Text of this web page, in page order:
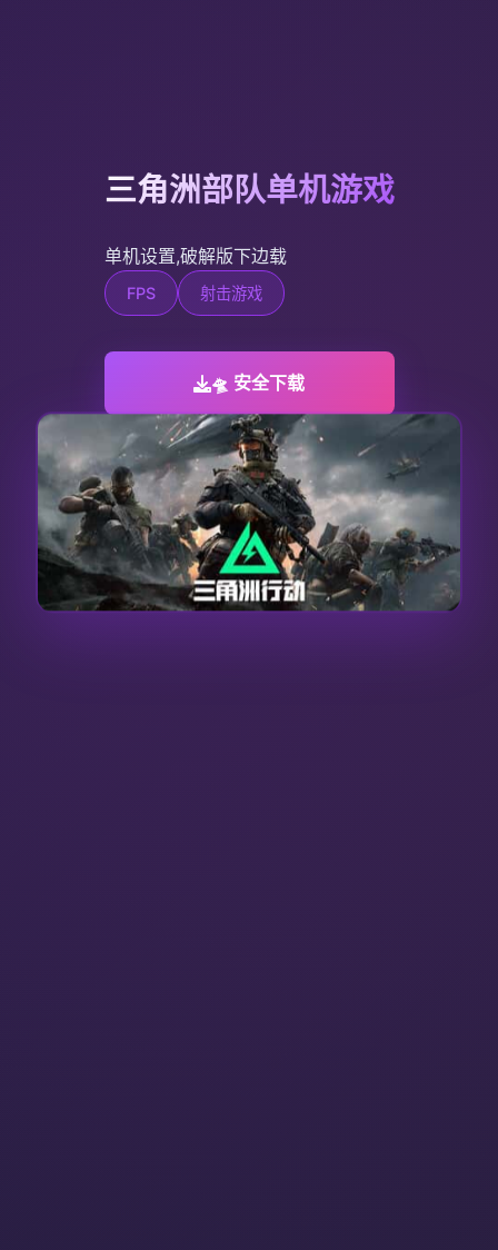
三角洲部队单机游戏
单机设置,破解版下边载
FPS 射击游戏
🛸 安全下载